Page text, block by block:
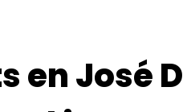
en José